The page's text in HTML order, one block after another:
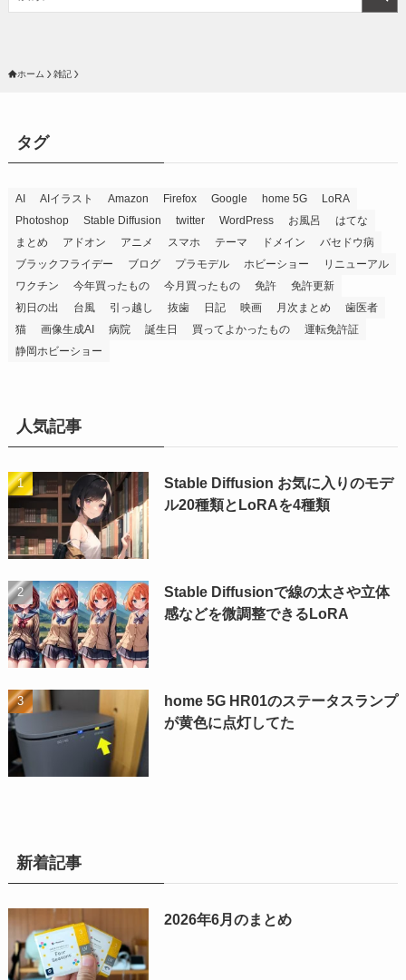
ホーム 雑記
タグ
AI AIイラスト Amazon Firefox Google home 5G
LoRA
Photoshop
Stable Diffusion twitter WordPress お風呂
はてな
まとめ
アドオン アニメ スマホ テーマ ドメイン
バセドウ病
ブラックフライデー
ブログ プラモデル ホビーショー
リニューアル
ワクチン
今年買ったもの 今月買ったもの 免許
免許更新
初日の出
台風 引っ越し 抜歯 日記 映画 月次まとめ
歯医者
猫
画像生成AI 病院 誕生日 買ってよかったもの
運転免許証
静岡ホビーショー
人気記事
Stable Diffusion お気に入りのモデ
ル20種類とLoRAを4種類
Stable Diffusionで線の太さや立体
感などを微調整できるLoRA
home 5G HR01のステータスランプ
が黄色に点灯してた
新着記事
2026年6月のまとめ